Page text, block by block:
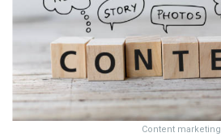
Content marketing